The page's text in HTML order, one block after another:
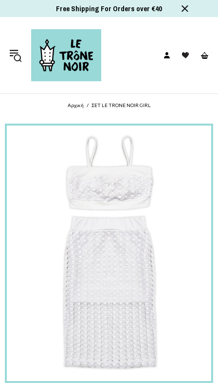
Free Shipping For Orders over €40
Αρχική ΣΕΤ LE TRONE NOIR GIRL